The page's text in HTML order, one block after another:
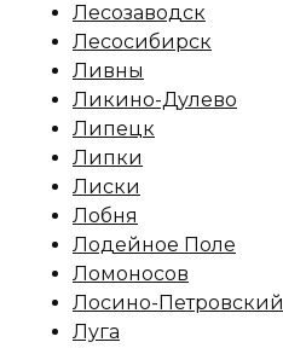
Лесозаводск
Лесосибирск
Ливны
Ликино-Дулево
Липецк
Липки
Лиски
Лобня
Лодейное Поле
Ломоносов
Лосино-Петровский
Луга